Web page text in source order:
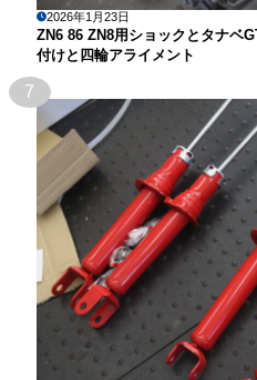
2026年1月23日
ZN6 86 ZN8用ショックとタナベ
付けと四輪アライメント
7